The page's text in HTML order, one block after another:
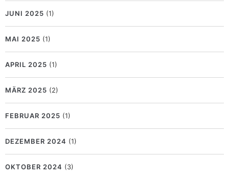
JUNI 2025 (1)
MAI 2025 (1)
APRIL 2025 (1)
MÄRZ 2025 (2)
FEBRUAR 2025 (1)
DEZEMBER 2024 (1)
OKTOBER 2024 (3)